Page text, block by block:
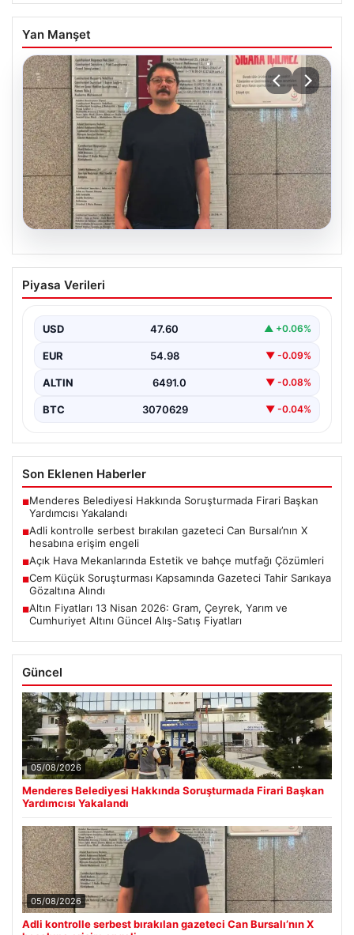
Yan Manşet
Adli kontrolle serbest bırakılan gazeteci
Can Bursalı’nın X hesabına erişim engeli
Engeli Kaldırıldıktan Sonra Yeniden Kısıtlama”,
“content”: “…
Piyasa Verileri
USD 47.60 ▲ +0.06%
EUR 54.98 ▼ -0.09%
ALTIN 6491.0 ▼ -0.08%
BTC 3070629 ▼ -0.04%
Son Eklenen Haberler
■Menderes Belediyesi Hakkında Soruşturmada Firari Başkan
Yardımcısı Yakalandı
■Adli kontrolle serbest bırakılan gazeteci Can Bursalı’nın X
hesabına erişim engeli
■Açık Hava Mekanlarında Estetik ve bahçe mutfağı Çözümleri
■Cem Küçük Soruşturması Kapsamında Gazeteci Tahir Sarıkaya
Gözaltına Alındı
■Altın Fiyatları 13 Nisan 2026: Gram, Çeyrek, Yarım ve
Cumhuriyet Altını Güncel Alış-Satış Fiyatları
Güncel
05/08/2026
Menderes Belediyesi Hakkında Soruşturmada Firari Başkan
Yardımcısı Yakalandı
05/08/2026
Adli kontrolle serbest bırakılan gazeteci Can Bursalı’nın X